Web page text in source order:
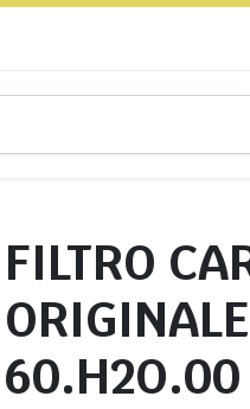
FILTRO
60.H2O.00